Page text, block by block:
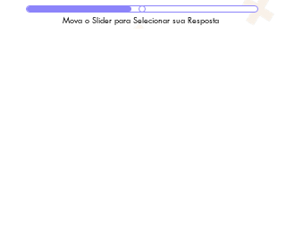
Mova o Slider para Selecionar sua Resposta